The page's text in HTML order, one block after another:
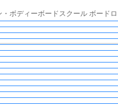
ボディーボードスクール ボード